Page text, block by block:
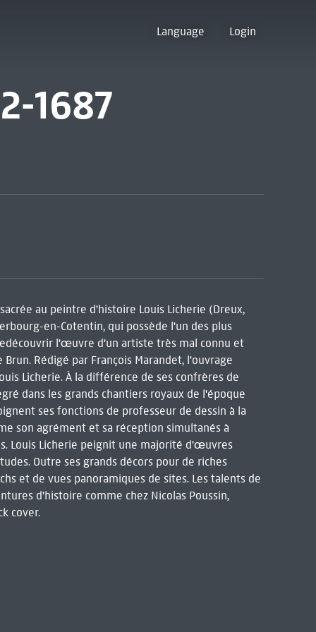
Language Login
1687
au peintre d'histoire Louis Licherie (Dreux,
en-Cotentin, qui possède l'un des plus
l'œuvre d'un artiste très mal connu et
Rédigé par François Marandet, l'ouvrage
Licherie. À la différence de ses confrères de
dans les grands chantiers royaux de l'époque
ses fonctions de professeur de dessin à la
son agrément et sa réception simultanés à
Louis Licherie peignit une majorité d'œuvres
Outre ses grands décors pour de riches
et de vues panoramiques de sites. Les talents de
d'histoire comme chez Nicolas Poussin,
cover.